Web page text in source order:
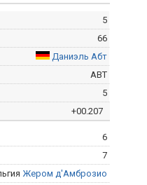
5
66
Даниэль Абт
ABT
5
+00.207
6
7
Жером д'Амброзио